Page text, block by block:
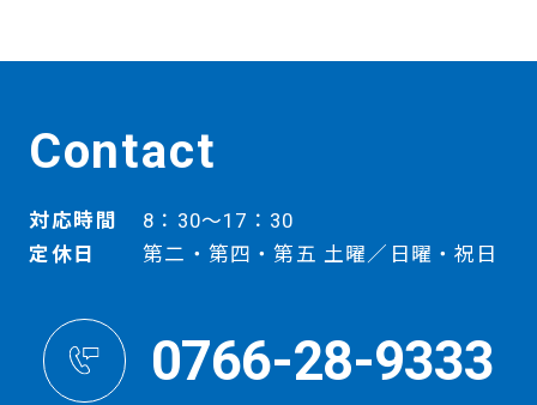
Contact
対応時間
8：30～17：30
定休日
第二・第四・第五 土曜／日曜・祝日
0766-28-9333